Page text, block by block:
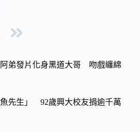
o
Li弟發片化身黑道大哥 吻戲纏綿
先生」 92歲興大校友捐逾千萬